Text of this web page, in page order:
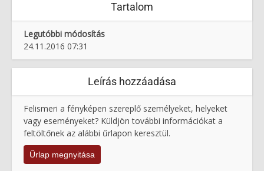
Tartalom
Legutóbbi módosítás
24.11.2016 07:31
Leírás hozzáadása
Felismeri a fényképen szereplő személyeket, helyeket
vagy eseményeket? Küldjön további információkat a
feltöltőnek az alábbi űrlapon keresztül.
Űrlap megnyitása